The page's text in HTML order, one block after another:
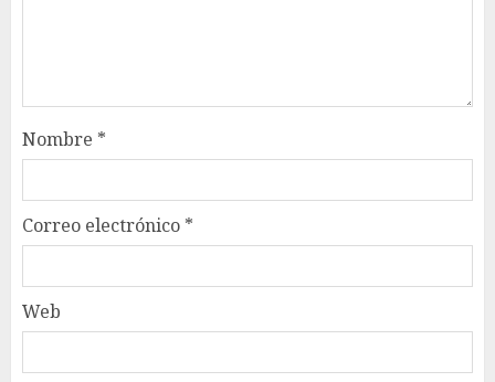
Nombre *
Correo electrónico *
Web